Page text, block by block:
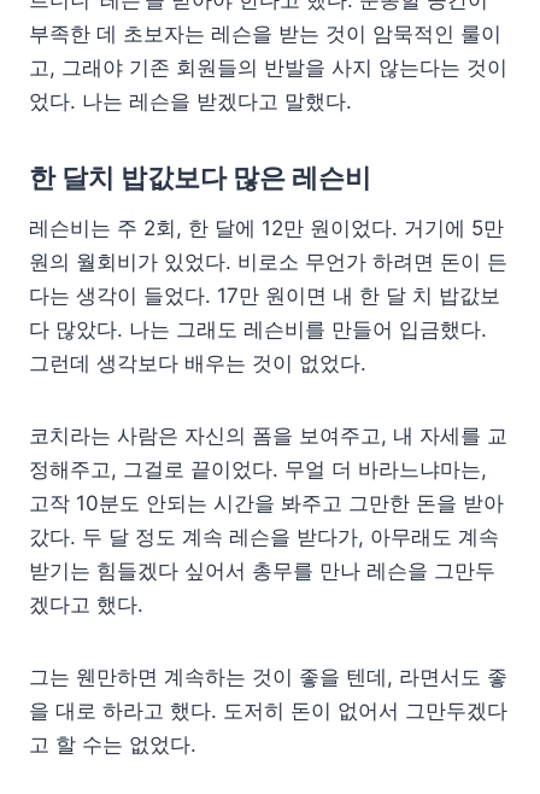
부족한 데 초보자는 레슨을 받는 것이 암묵적인 룰이
고, 그래야 기존 회원들의 반발을 사지 않는다는 것이
었다. 나는 레슨을 받겠다고 말했다.
한 달치 밥값보다 많은 레슨비
레슨비는 주 2회, 한 달에 12만 원이었다. 거기에 5만
원의 월회비가 있었다. 비로소 무언가 하려면 돈이 든
다는 생각이 들었다. 17만 원이면 내 한 달 치 밥값보
다 많았다. 나는 그래도 레슨비를 만들어 입금했다.
그런데 생각보다 배우는 것이 없었다.
코치라는 사람은 자신의 폼을 보여주고, 내 자세를 교
정해주고, 그걸로 끝이었다. 무얼 더 바라느냐마는,
고작 10분도 안되는 시간을 봐주고 그만한 돈을 받아
갔다. 두 달 정도 계속 레슨을 받다가, 아무래도 계속
받기는 힘들겠다 싶어서 총무를 만나 레슨을 그만두
겠다고 했다.
그는 웬만하면 계속하는 것이 좋을 텐데, 라면서도 좋
을 대로 하라고 했다. 도저히 돈이 없어서 그만두겠다
고 할 수는 없었다.